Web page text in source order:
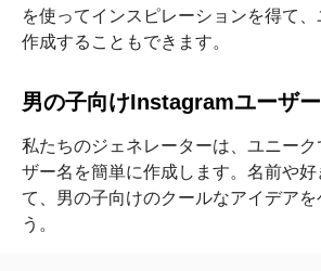
を使ってインスピレーションを得て
作成することもできます。
男の子向けInstagramユーザ
私たちのジェネレーターは、ユニー
ザー名を簡単に作成します。名前や
て、男の子向けのクールなアイデアを
う。